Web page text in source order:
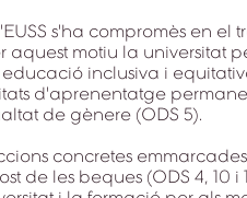
s'ha compromès en el
aquest motiu la universitat
inclusiva i
d'aprenentatge
de gènere (ODS 5).
concretes
de les beques (ODS 4, 10 i